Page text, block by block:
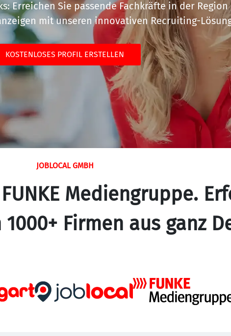
Erreichen Sie passende Fachkräfte in der
mit unseren innovativen Recruiting-
KOSTENLOSES PROFIL ERSTELLEN
JOBLOCAL GMBH
Mediengruppe.
Firmen aus ganz